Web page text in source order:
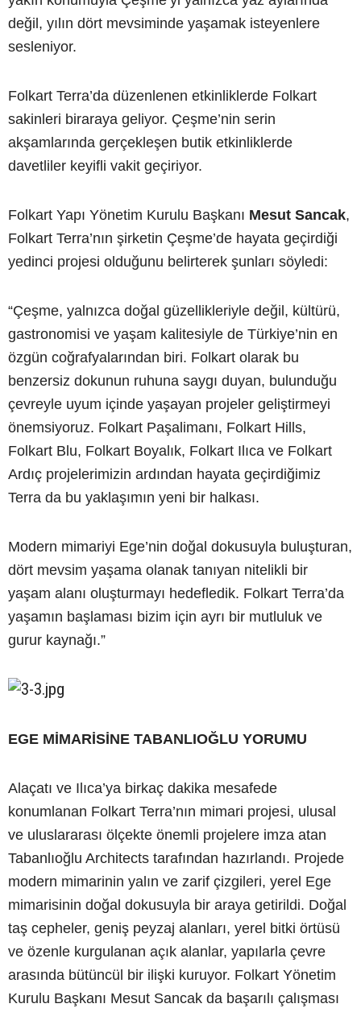
değil, yılın dört mevsiminde yaşamak isteyenlere
sesleniyor.
Folkart Terra’da düzenlenen etkinliklerde Folkart
sakinleri biraraya geliyor. Çeşme’nin serin
akşamlarında gerçekleşen butik etkinliklerde
davetliler keyifli vakit geçiriyor.
Folkart Yapı Yönetim Kurulu Başkanı Mesut Sancak,
Folkart Terra’nın şirketin Çeşme’de hayata geçirdiği
yedinci projesi olduğunu belirterek şunları söyledi:
“Çeşme, yalnızca doğal güzellikleriyle değil, kültürü,
gastronomisi ve yaşam kalitesiyle de Türkiye’nin en
özgün coğrafyalarından biri. Folkart olarak bu
benzersiz dokunun ruhuna saygı duyan, bulunduğu
çevreyle uyum içinde yaşayan projeler geliştirmeyi
önemsiyoruz. Folkart Paşalimanı, Folkart Hills,
Folkart Blu, Folkart Boyalık, Folkart Ilıca ve Folkart
Ardıç projelerimizin ardından hayata geçirdiğimiz
Terra da bu yaklaşımın yeni bir halkası.
Modern mimariyi Ege’nin doğal dokusuyla buluşturan,
dört mevsim yaşama olanak tanıyan nitelikli bir
yaşam alanı oluşturmayı hedefledik. Folkart Terra’da
yaşamın başlaması bizim için ayrı bir mutluluk ve
gurur kaynağı.”
EGE MİMARİSİNE TABANLIOĞLU YORUMU
Alaçatı ve Ilıca’ya birkaç dakika mesafede
konumlanan Folkart Terra’nın mimari projesi, ulusal
ve uluslararası ölçekte önemli projelere imza atan
Tabanlıoğlu Architects tarafından hazırlandı. Projede
modern mimarinin yalın ve zarif çizgileri, yerel Ege
mimarisinin doğal dokusuyla bir araya getirildi. Doğal
taş cepheler, geniş peyzaj alanları, yerel bitki örtüsü
ve özenle kurgulanan açık alanlar, yapılarla çevre
arasında bütüncül bir ilişki kuruyor. Folkart Yönetim
Kurulu Başkanı Mesut Sancak da başarılı çalışması